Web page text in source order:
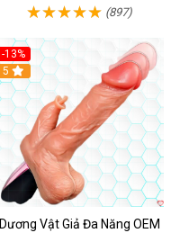
(897)
-13%
Hot
5
Dương Vật Giả Đa Năng OEM